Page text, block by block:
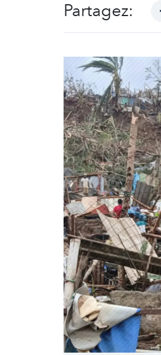
Partagez: